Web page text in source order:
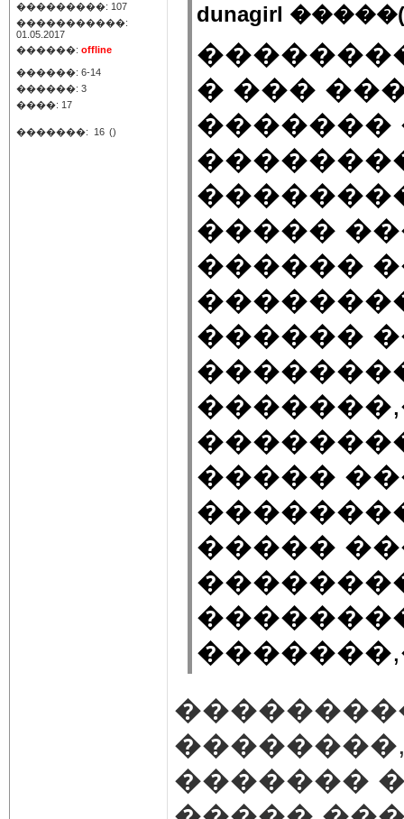
���������: 107
�����������:
01.05.2017
������: offline
������: 6-14
������: 3
����: 17
�������: 16 ()
dunagirl
� ���
�������
�����
������
������
�����
�����
�������